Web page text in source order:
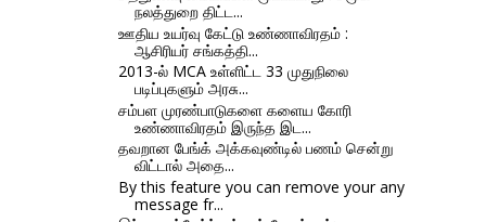
நலத்துறை திட்ட...
ஊதிய உயர்வு கேட்டு உண்ணாவிரதம் :
ஆசிரியர் சங்கத்தி...
2013-ல் MCA உள்ளிட்ட 33 முதுநிலை
படிப்புகளும் அரசு...
சம்பள முரண்பாடுகளை களைய கோரி
உண்ணாவிரதம் இருந்த இட...
தவறான பேங்க் அக்கவுண்டில் பணம் சென்று
விட்டால் அதை...
By this feature you can remove your any
message fr...